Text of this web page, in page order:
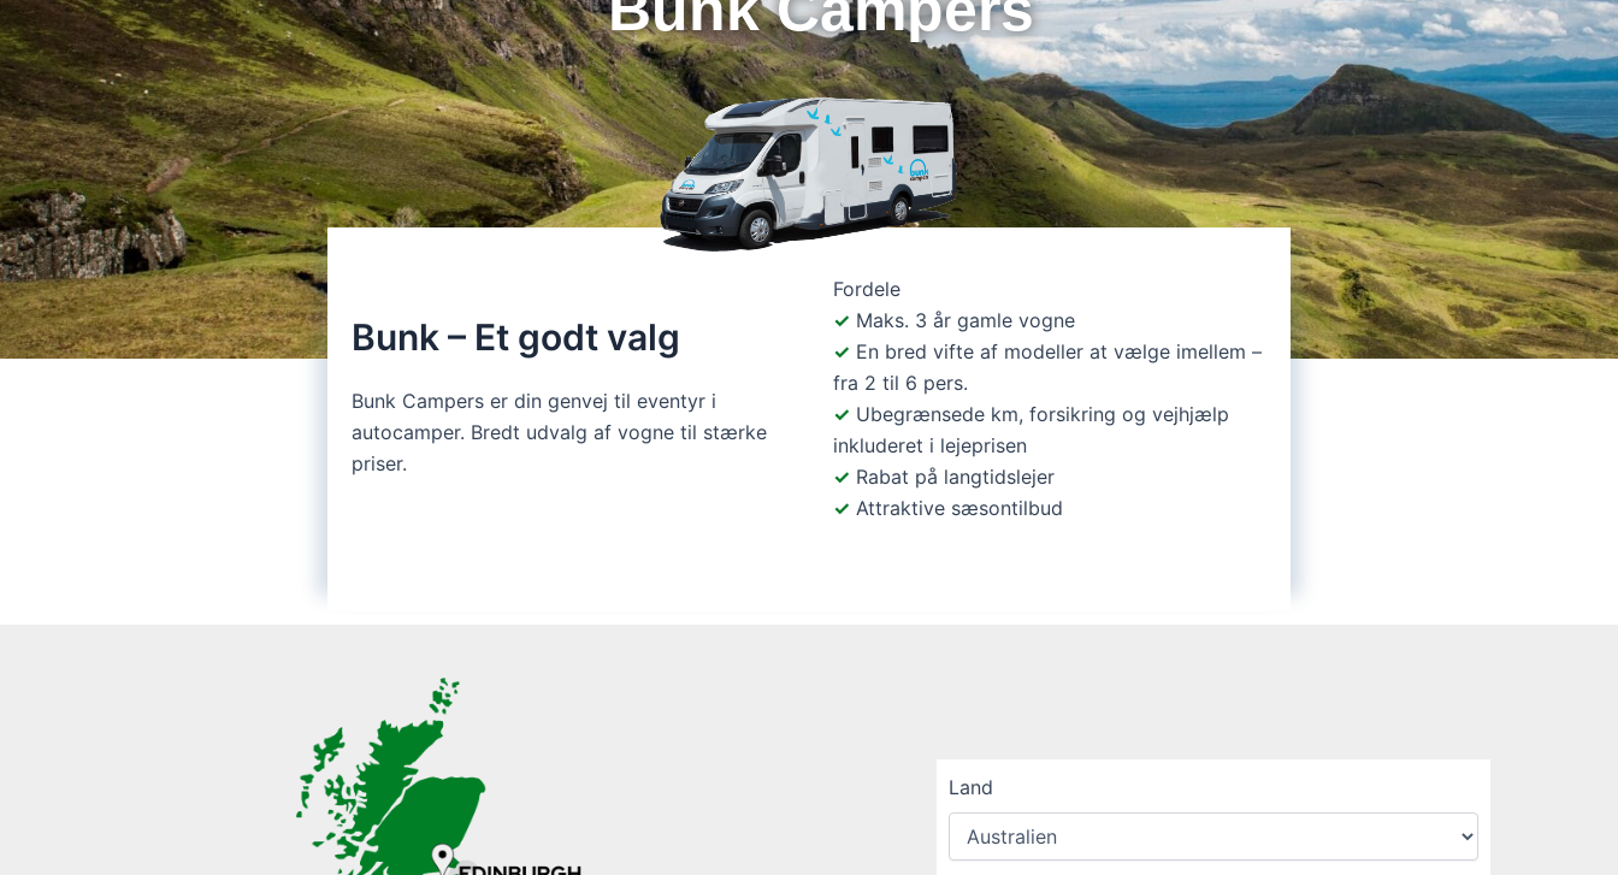
Bunk – Et godt valg
Bunk Campers er din genvej til eventyr i
autocamper. Bredt udvalg af vogne til stærke
priser.
Fordele
Maks. 3 år gamle vogne
En bred vifte af modeller at vælge imellem –
fra 2 til 6 pers.
Ubegrænsede km, forsikring og vejhjælp
inkluderet i lejeprisen
Rabat på langtidslejer
Attraktive sæsontilbud
Land